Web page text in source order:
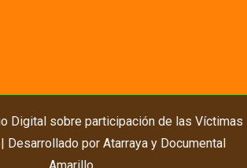
Digital sobre participación de las Víctimas
Desarrollado por Atarrayay Documental